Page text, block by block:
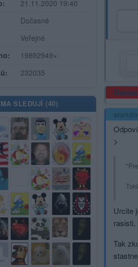
21.11.2020 19:40
Dočasné
Veřejné
19892949×
232035
SLEDUJÍ (40)
>
Urcite
rasisti,
Tak